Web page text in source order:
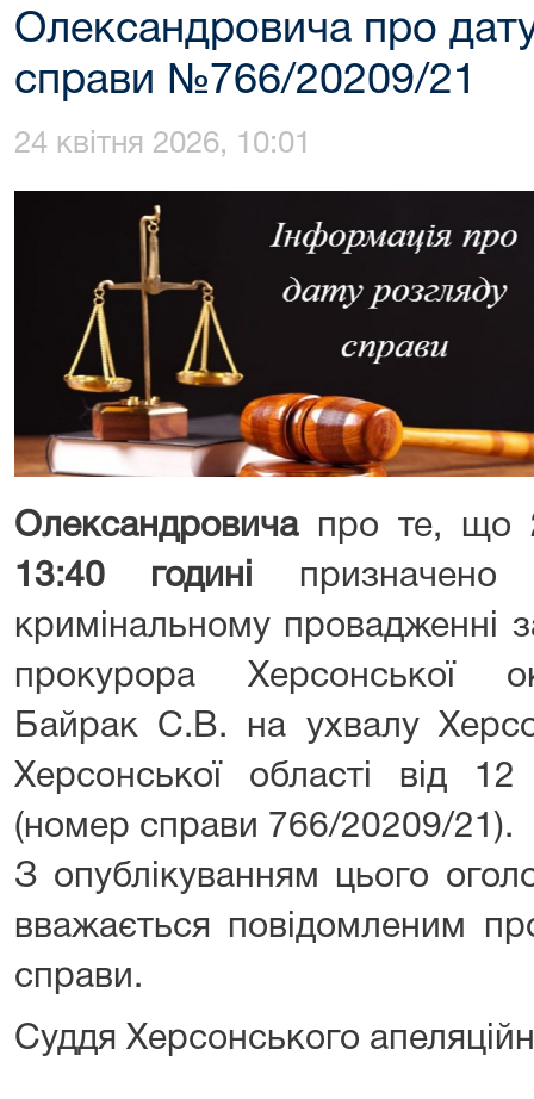
Олександровича про
справи №766/20209/21
24 квітня 2026, 10:01
Олександровичапро те, що
13:40 годині
призначено
кримінальному провадженні
прокурора Херсонської
Байрак С.В. на ухвалу
Херсонської області від
(номер справи 766/20209/21).
З опублікуванням цього
вважається повідомленим
справи.
Суддя Херсонського